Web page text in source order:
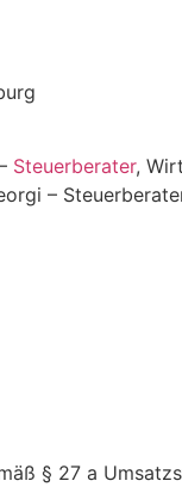
Steuerberater,
–
§ 27 a